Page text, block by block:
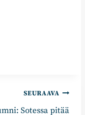
SEURAAVA
Sotessa pitää